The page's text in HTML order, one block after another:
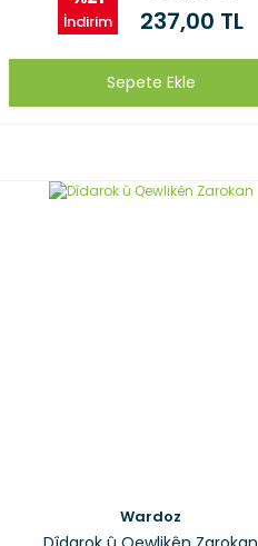
İndirim 237,00 TL
Sepete Ekle
Wardoz